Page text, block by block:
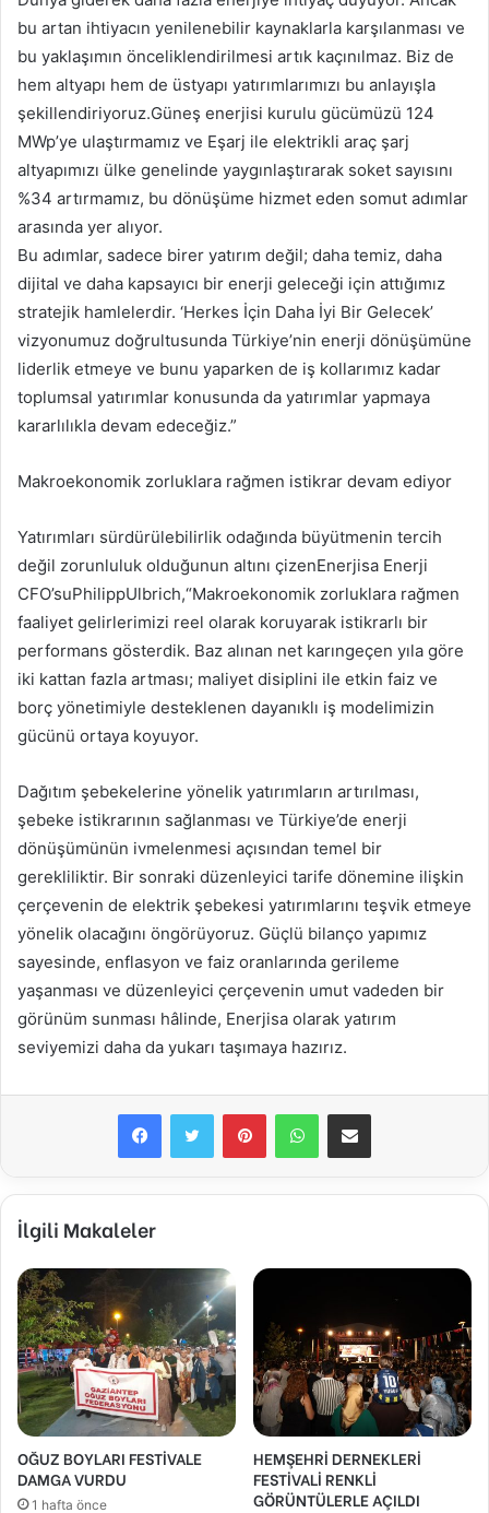
bu artan ihtiyacın yenilenebilir kaynaklarla karşılanması ve
bu yaklaşımın önceliklendirilmesi artık kaçınılmaz. Biz de
hem altyapı hem de üstyapı yatırımlarımızı bu anlayışla
şekillendiriyoruz.Güneş enerjisi kurulu gücümüzü 124
MWp’ye ulaştırmamız ve Eşarj ile elektrikli araç şarj
altyapımızı ülke genelinde yaygınlaştırarak soket sayısını
%34 artırmamız, bu dönüşüme hizmet eden somut adımlar
arasında yer alıyor.
Bu adımlar, sadece birer yatırım değil; daha temiz, daha
dijital ve daha kapsayıcı bir enerji geleceği için attığımız
stratejik hamlelerdir. ‘Herkes İçin Daha İyi Bir Gelecek’
vizyonumuz doğrultusunda Türkiye’nin enerji dönüşümüne
liderlik etmeye ve bunu yaparken de iş kollarımız kadar
toplumsal yatırımlar konusunda da yatırımlar yapmaya
kararlılıkla devam edeceğiz.”
Makroekonomik zorluklara rağmen istikrar devam ediyor
Yatırımları sürdürülebilirlik odağında büyütmenin tercih
değil zorunluluk olduğunun altını çizenEnerjisa Enerji
CFO’suPhilippUlbrich,“Makroekonomik zorluklara rağmen
faaliyet gelirlerimizi reel olarak koruyarak istikrarlı bir
performans gösterdik. Baz alınan net karıngeçen yıla göre
iki kattan fazla artması; maliyet disiplini ile etkin faiz ve
borç yönetimiyle desteklenen dayanıklı iş modelimizin
gücünü ortaya koyuyor.
Dağıtım şebekelerine yönelik yatırımların artırılması,
şebeke istikrarının sağlanması ve Türkiye’de enerji
dönüşümünün ivmelenmesi açısından temel bir
gerekliliktir. Bir sonraki düzenleyici tarife dönemine ilişkin
çerçevenin de elektrik şebekesi yatırımlarını teşvik etmeye
yönelik olacağını öngörüyoruz. Güçlü bilanço yapımız
sayesinde, enflasyon ve faiz oranlarında gerileme
yaşanması ve düzenleyici çerçevenin umut vadeden bir
görünüm sunması hâlinde, Enerjisa olarak yatırım
seviyemizi daha da yukarı taşımaya hazırız.
FacebookTwitter PinterestWhatsAppE-Posta ile paylaş
İlgili Makaleler
OĞUZ BOYLARI FESTİVALE
DAMGA VURDU
1 hafta önce
HEMŞEHRİ DERNEKLERİ
FESTİVALİ RENKLİ
GÖRÜNTÜLERLE AÇILDI